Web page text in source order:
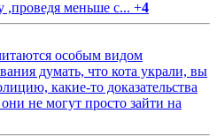
,проведя меньше с... +4
особым видом
думать, что кота украли, вы
какие-то доказательства
не могут просто зайти на